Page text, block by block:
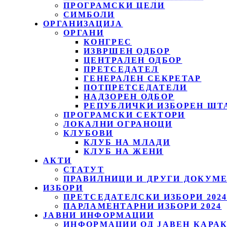
ПРОГРАМСКИ ЦЕЛИ
СИМБОЛИ
ОРГАНИЗАЦИЈА
ОРГАНИ
КОНГРЕС
ИЗВРШЕН ОДБОР
ЦЕНТРАЛЕН ОДБОР
ПРЕТСЕДАТЕЛ
ГЕНЕРАЛЕН СЕКРЕТАР
ПОТПРЕТСЕДАТЕЛИ
НАДЗОРЕН ОДБОР
РЕПУБЛИЧКИ ИЗБОРЕН
ПРОГРАМСКИ СЕКТОРИ
ЛОКАЛНИ ОГРАНОЦИ
КЛУБОВИ
КЛУБ НА МЛАДИ
КЛУБ НА ЖЕНИ
АКТИ
СТАТУТ
ПРАВИЛНИЦИ И ДРУГИ
ИЗБОРИ
ПРЕТСЕДАТЕЛСКИ ИЗБОРИ 2024
ПАРЛАМЕНТАРНИ ИЗБОРИ 2024
ЈАВНИ ИНФОРМАЦИИ
ИНФОРМАЦИИ ОД ЈАВЕН